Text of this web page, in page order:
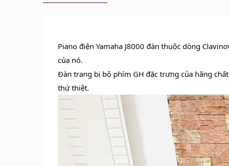
Piano điện Yamaha J8000 đàn thuộc dòng
của nó.
Đàn trang bị bộ phím GH đặc trưng của hãng
thứ thiệt.